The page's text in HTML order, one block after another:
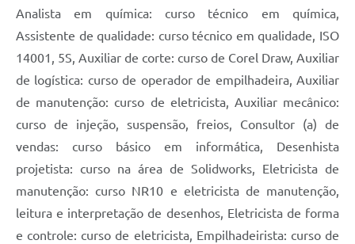
Analista em química: curso técnico em química,
Assistente de qualidade: curso técnico em qualidade, ISO
14001, 5S, Auxiliar de corte: curso de Corel Draw, Auxiliar
de logística: curso de operador de empilhadeira, Auxiliar
de manutenção: curso de eletricista, Auxiliar mecânico:
curso de injeção, suspensão, freios, Consultor (a) de
vendas: curso básico em informática, Desenhista
projetista: curso na área de Solidworks, Eletricista de
manutenção: curso NR10 e eletricista de manutenção,
leitura e interpretação de desenhos, Eletricista de forma
e controle: curso de eletricista, Empilhadeirista: curso de